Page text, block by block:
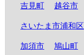
吉見町 越谷市
さいたま市浦和区
加須市 鳩山町